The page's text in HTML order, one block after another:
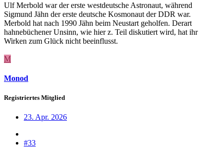
Ulf Merbold war der erste westdeutsche Astronaut, während
Sigmund Jähn der erste deutsche Kosmonaut der DDR war.
Merbold hat nach 1990 Jähn beim Neustart geholfen. Derart
hahnebüchener Unsinn, wie hier z. Teil diskutiert wird, hat ihr
Wirken zum Glück nicht beeinflusst.
M
Monod
Registriertes Mitglied
23. Apr. 2026
#33